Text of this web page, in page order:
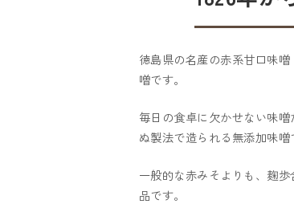
徳島県の名産の赤系甘口味
噌です。
毎日の食卓に欠かせない味
ぬ製法で造られる無添加味噌󠄀
一般的な赤みそよりも、麹
品です。